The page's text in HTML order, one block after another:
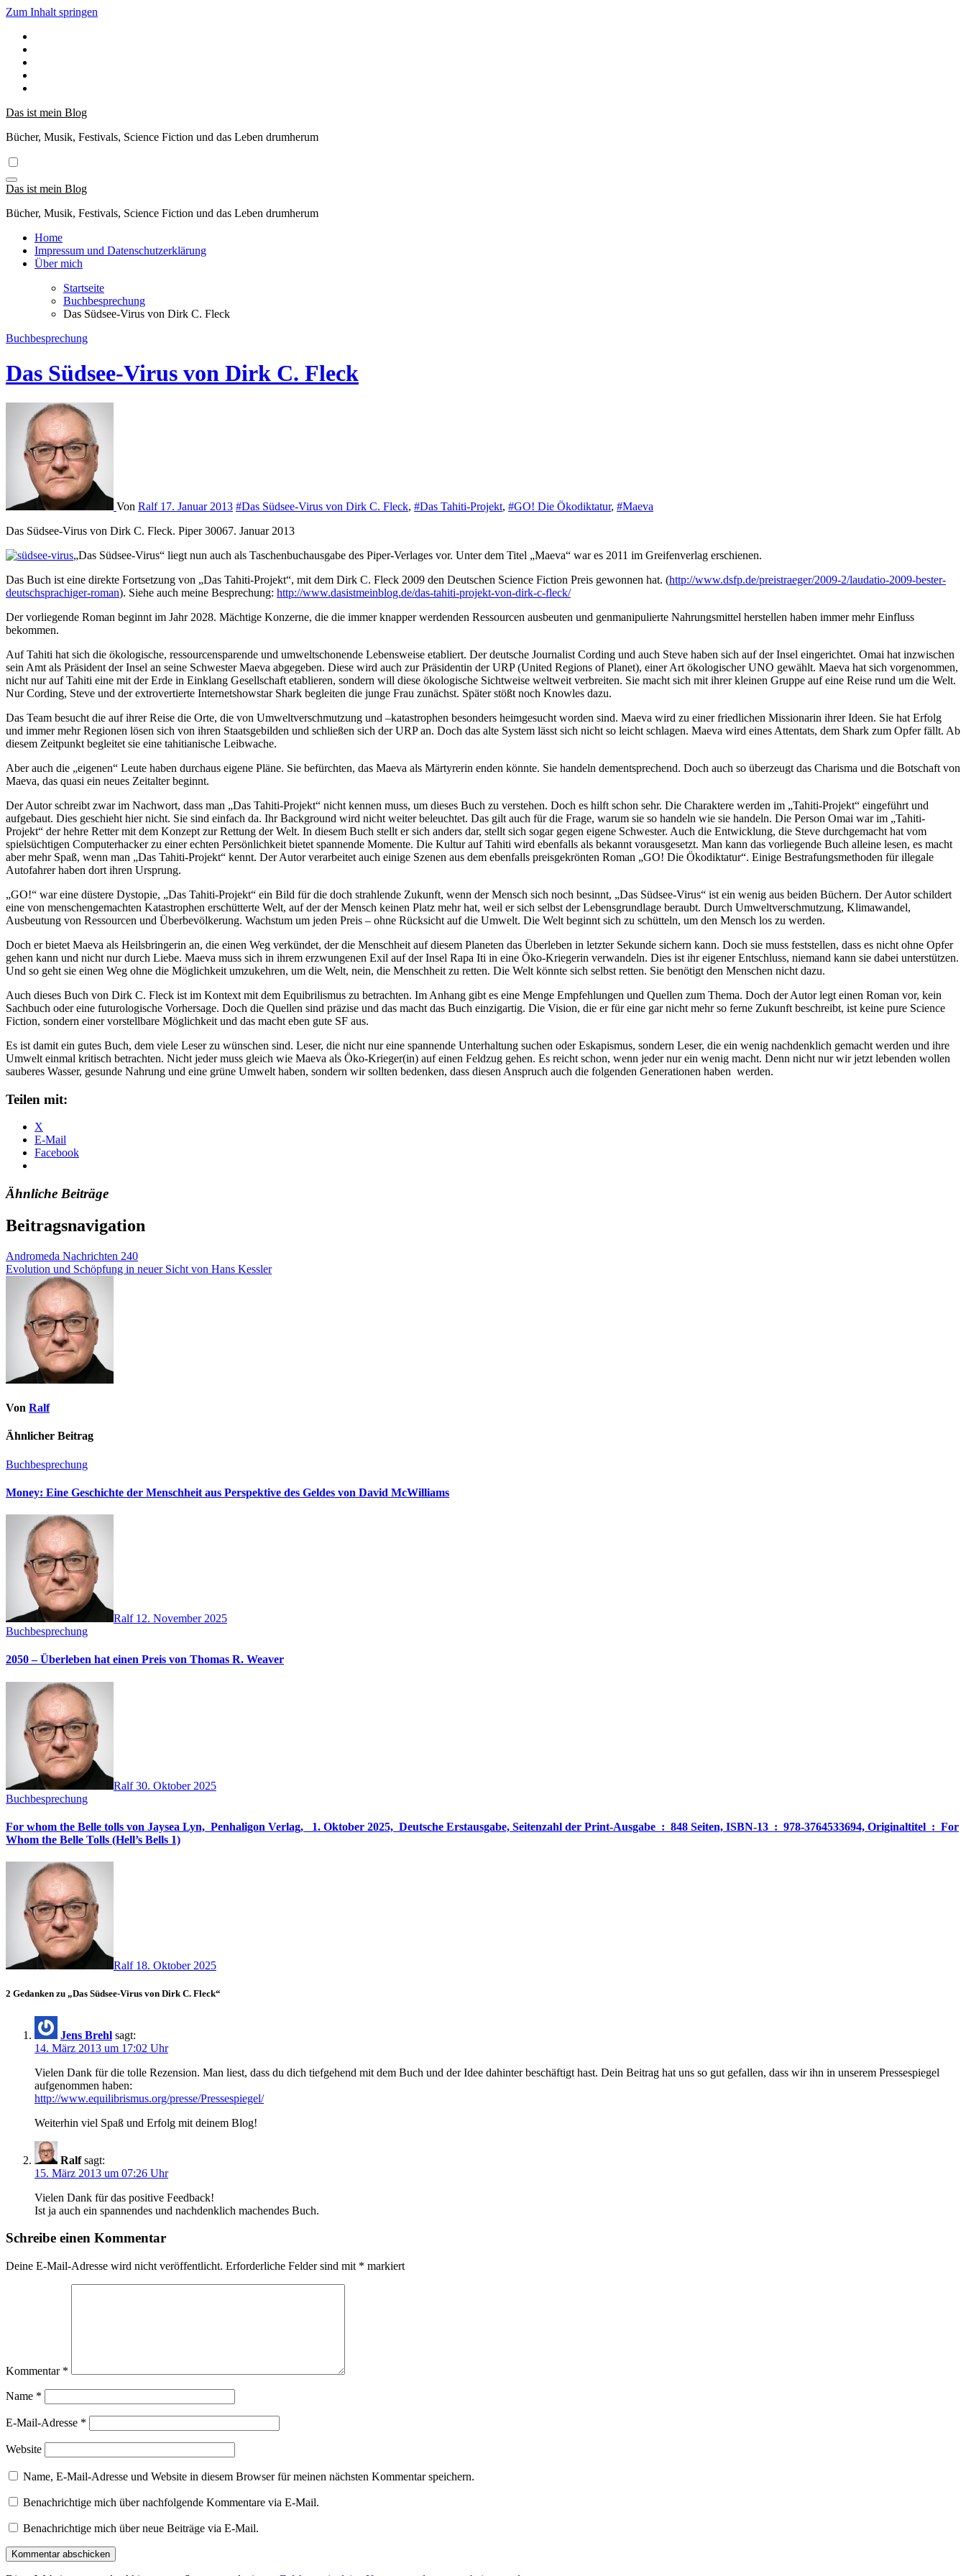
Zum Inhalt springen
Das ist mein Blog
Bücher, Musik, Festivals, Science Fiction und das Leben drumherum
Das ist mein Blog
Bücher, Musik, Festivals, Science Fiction und das Leben drumherum
Home
Impressum und Datenschutzerklärung
Über mich
Startseite
Buchbesprechung
Das Südsee-Virus von Dirk C. Fleck
Buchbesprechung
Das Südsee-Virus von Dirk C. Fleck
Von Ralf 17. Januar 2013 #Das Südsee-Virus von Dirk C. Fleck, #Das Tahiti-Projekt, #GO! Die Ökodiktatur, #Maeva
Das Südsee-Virus von Dirk C. Fleck. Piper 30067. Januar 2013
„Das Südsee-Virus“ liegt nun auch als Taschenbuchausgabe des Piper-Verlages vor. Unter dem Titel „Maeva“ war es 2011 im Greifenverlag erschienen.
Das Buch ist eine direkte Fortsetzung von „Das Tahiti-Projekt“, mit dem Dirk C. Fleck 2009 den Deutschen Science Fiction Preis gewonnen hat. (http://www.dsfp.de/preistraeger/2009-2/laudatio-2009-bester-
deutschsprachiger-roman). Siehe auch meine Besprechung: http://www.dasistmeinblog.de/das-tahiti-projekt-von-dirk-c-fleck/
Der vorliegende Roman beginnt im Jahr 2028. Mächtige Konzerne, die die immer knapper werdenden Ressourcen ausbeuten und genmanipulierte Nahrungsmittel herstellen haben immer mehr Einfluss
bekommen.
Auf Tahiti hat sich die ökologische, ressourcensparende und umweltschonende Lebensweise etabliert. Der deutsche Journalist Cording und auch Steve haben sich auf der Insel eingerichtet. Omai hat inzwischen
sein Amt als Präsident der Insel an seine Schwester Maeva abgegeben. Diese wird auch zur Präsidentin der URP (United Regions of Planet), einer Art ökologischer UNO gewählt. Maeva hat sich vorgenommen,
nicht nur auf Tahiti eine mit der Erde in Einklang Gesellschaft etablieren, sondern will diese ökologische Sichtweise weltweit verbreiten. Sie macht sich mit ihrer kleinen Gruppe auf eine Reise rund um die Welt.
Nur Cording, Steve und der extrovertierte Internetshowstar Shark begleiten die junge Frau zunächst. Später stößt noch Knowles dazu.
Das Team besucht die auf ihrer Reise die Orte, die von Umweltverschmutzung und –katastrophen besonders heimgesucht worden sind. Maeva wird zu einer friedlichen Missionarin ihrer Ideen. Sie hat Erfolg
und immer mehr Regionen lösen sich von ihren Staatsgebilden und schließen sich der URP an. Doch das alte System lässt sich nicht so leicht schlagen. Maeva wird eines Attentats, dem Shark zum Opfer fällt. Ab
diesem Zeitpunkt begleitet sie eine tahitianische Leibwache.
Aber auch die „eigenen“ Leute haben durchaus eigene Pläne. Sie befürchten, das Maeva als Märtyrerin enden könnte. Sie handeln dementsprechend. Doch auch so überzeugt das Charisma und die Botschaft von
Maeva, das quasi ein neues Zeitalter beginnt.
Der Autor schreibt zwar im Nachwort, dass man „Das Tahiti-Projekt“ nicht kennen muss, um dieses Buch zu verstehen. Doch es hilft schon sehr. Die Charaktere werden im „Tahiti-Projekt“ eingeführt und
aufgebaut. Dies geschieht hier nicht. Sie sind einfach da. Ihr Background wird nicht weiter beleuchtet. Das gilt auch für die Frage, warum sie so handeln wie sie handeln. Die Person Omai war im „Tahiti-
Projekt“ der hehre Retter mit dem Konzept zur Rettung der Welt. In diesem Buch stellt er sich anders dar, stellt sich sogar gegen eigene Schwester. Auch die Entwicklung, die Steve durchgemacht hat vom
spielsüchtigen Computerhacker zu einer echten Persönlichkeit bietet spannende Momente. Die Kultur auf Tahiti wird ebenfalls als bekannt vorausgesetzt. Man kann das vorliegende Buch alleine lesen, es macht
aber mehr Spaß, wenn man „Das Tahiti-Projekt“ kennt. Der Autor verarbeitet auch einige Szenen aus dem ebenfalls preisgekrönten Roman „GO! Die Ökodiktatur“. Einige Bestrafungsmethoden für illegale
Autofahrer haben dort ihren Ursprung.
„GO!“ war eine düstere Dystopie, „Das Tahiti-Projekt“ ein Bild für die doch strahlende Zukunft, wenn der Mensch sich noch besinnt, „Das Südsee-Virus“ ist ein wenig aus beiden Büchern. Der Autor schildert
eine von menschengemachten Katastrophen erschütterte Welt, auf der der Mensch keinen Platz mehr hat, weil er sich selbst der Lebensgrundlage beraubt. Durch Umweltverschmutzung, Klimawandel,
Ausbeutung von Ressourcen und Überbevölkerung. Wachstum um jeden Preis – ohne Rücksicht auf die Umwelt. Die Welt beginnt sich zu schütteln, um den Mensch los zu werden.
Doch er bietet Maeva als Heilsbringerin an, die einen Weg verkündet, der die Menschheit auf diesem Planeten das Überleben in letzter Sekunde sichern kann. Doch sie muss feststellen, dass es nicht ohne Opfer
gehen kann und nicht nur durch Liebe. Maeva muss sich in ihrem erzwungenen Exil auf der Insel Rapa Iti in eine Öko-Kriegerin verwandeln. Dies ist ihr eigener Entschluss, niemand kann sie dabei unterstützen.
Und so geht sie einen Weg ohne die Möglichkeit umzukehren, um die Welt, nein, die Menschheit zu retten. Die Welt könnte sich selbst retten. Sie benötigt den Menschen nicht dazu.
Auch dieses Buch von Dirk C. Fleck ist im Kontext mit dem Equibrilismus zu betrachten. Im Anhang gibt es eine Menge Empfehlungen und Quellen zum Thema. Doch der Autor legt einen Roman vor, kein
Sachbuch oder eine futurologische Vorhersage. Doch die Quellen sind präzise und das macht das Buch einzigartig. Die Vision, die er für eine gar nicht mehr so ferne Zukunft beschreibt, ist keine pure Science
Fiction, sondern einer vorstellbare Möglichkeit und das macht eben gute SF aus.
Es ist damit ein gutes Buch, dem viele Leser zu wünschen sind. Leser, die nicht nur eine spannende Unterhaltung suchen oder Eskapismus, sondern Leser, die ein wenig nachdenklich gemacht werden und ihre
Umwelt einmal kritisch betrachten. Nicht jeder muss gleich wie Maeva als Öko-Krieger(in) auf einen Feldzug gehen. Es reicht schon, wenn jeder nur ein wenig macht. Denn nicht nur wir jetzt lebenden wollen
sauberes Wasser, gesunde Nahrung und eine grüne Umwelt haben, sondern wir sollten bedenken, dass diesen Anspruch auch die folgenden Generationen haben werden.
Teilen mit:
X
E-Mail
Facebook
Ähnliche Beiträge
Beitragsnavigation
Andromeda Nachrichten 240
Evolution und Schöpfung in neuer Sicht von Hans Kessler
Von Ralf
Ähnlicher Beitrag
Buchbesprechung
Money: Eine Geschichte der Menschheit aus Perspektive des Geldes von David McWilliams
Ralf 12. November 2025
Buchbesprechung
2050 – Überleben hat einen Preis von Thomas R. Weaver
Ralf30. Oktober 2025
Buchbesprechung
For whom the Belle tolls von Jaysea Lyn, ‎ Penhaligon Verlag, ‎ 1. Oktober 2025, ‎ Deutsche Erstausgabe, Seitenzahl der Print-Ausgabe ‏ : ‎ 848 Seiten, ISBN-13 ‏ : ‎ 978-3764533694, Originaltitel ‏ : ‎ For
Whom the Belle Tolls (Hell’s Bells 1)
Ralf 18. Oktober 2025
2 Gedanken zu „Das Südsee-Virus von Dirk C. Fleck“
Jens Brehl sagt:
14. März 2013 um 17:02 Uhr
Vielen Dank für die tolle Rezension. Man liest, dass du dich tiefgehend mit dem Buch und der Idee dahinter beschäftigt hast. Dein Beitrag hat uns so gut gefallen, dass wir ihn in unserem Pressespiegel
aufgenommen haben:
http://www.equilibrismus.org/presse/Pressespiegel/
Weiterhin viel Spaß und Erfolg mit deinem Blog!
Ralf sagt:
15. März 2013 um 07:26 Uhr
Vielen Dank für das positive Feedback!
Ist ja auch ein spannendes und nachdenklich machendes Buch.
Schreibe einen Kommentar
Deine E-Mail-Adresse wird nicht veröffentlicht. Erforderliche Felder sind mit * markiert
Kommentar *
Name *
E-Mail-Adresse *
Website
Name, E-Mail-Adresse und Website in diesem Browser für meinen nächsten Kommentar speichern.
Benachrichtige mich über nachfolgende Kommentare via E-Mail.
Benachrichtige mich über neue Beiträge via E-Mail.